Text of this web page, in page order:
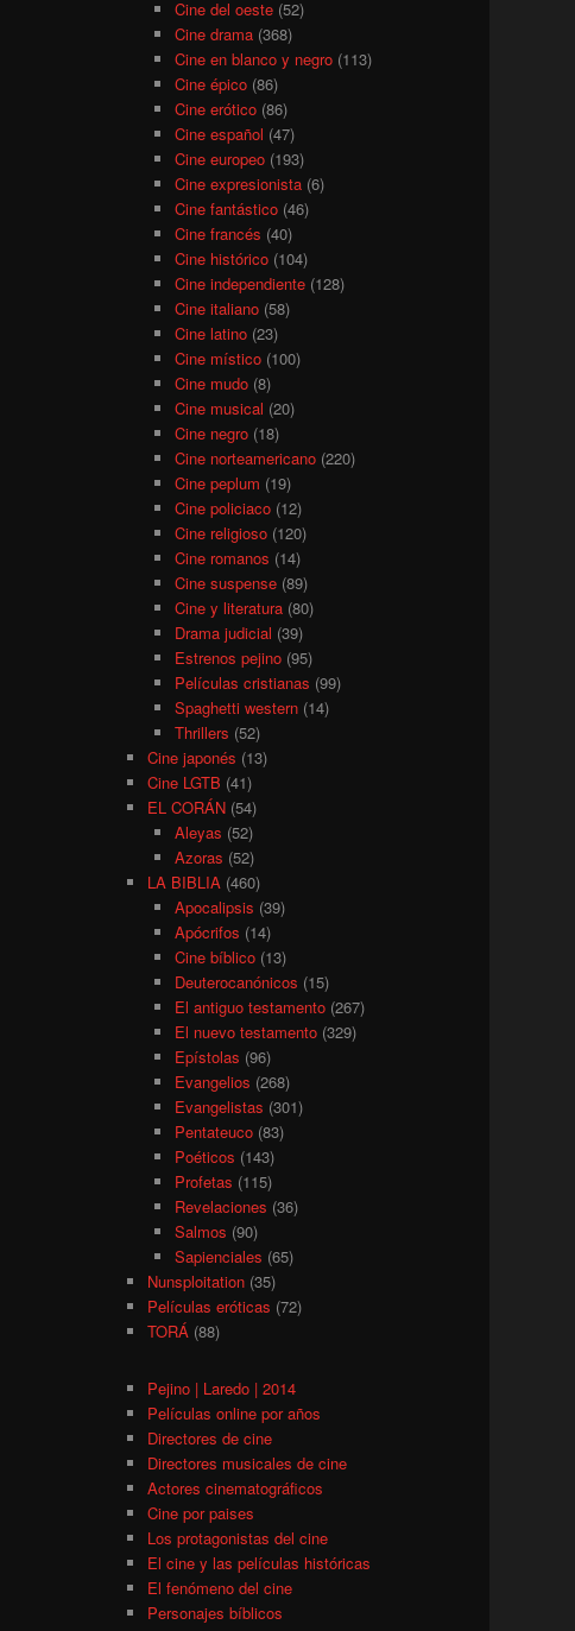
Cine del oeste(52)
Cine drama(368)
Cine en blanco y negro(113)
Cine épico(86)
Cine erótico(86)
Cine español (47)
Cine europeo(193)
Cine expresionista(6)
Cine fantástico(46)
Cine francés (40)
Cine histórico(104)
Cine independiente(128)
Cine italiano(58)
Cine latino(23)
Cine místico(100)
Cine mudo(8)
Cine musical (20)
Cine negro(18)
Cine norteamericano(220)
Cine peplum (19)
Cine policiaco(12)
Cine religioso(120)
Cine romanos (14)
Cine suspense(89)
Cine y literatura(80)
Drama judicial (39)
Estrenos pejino(95)
Películas cristianas (99)
Spaghetti western(14)
Thrillers (52)
Cine japonés (13)
Cine LGTB (41)
EL CORÁN (54)
Aleyas (52)
Azoras (52)
LA BIBLIA (460)
Apocalipsis (39)
Apócrifos (14)
Cine bíblico(13)
Deuterocanónicos (15)
El antiguo testamento(267)
El nuevo testamento(329)
Epístolas (96)
Evangelios (268)
Evangelistas (301)
Pentateuco(83)
Poéticos (143)
Profetas (115)
Revelaciones (36)
Salmos (90)
Sapienciales (65)
Nunsploitation (35)
Películas eróticas (72)
TORÁ (88)
Pejino | Laredo | 2014
Películas online por años
Directores de cine
Directores musicales de cine
Actores cinematográficos
Cine por paises
Los protagonistas del cine
El cine y las películas históricas
El fenómeno del cine
Personajes bíblicos